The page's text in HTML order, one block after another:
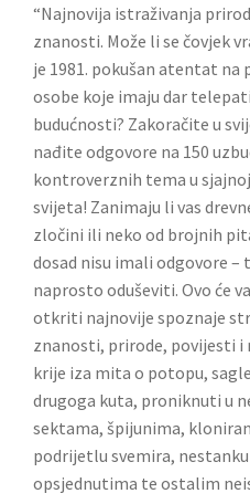
“Najnovija istraživanja
znanosti. Može li se čovjek
je 1981. pokušan atentat na
osobe koje imaju dar
budućnosti? Zakoračite u
nađite odgovore na 150
kontroverznih tema u
svijeta! Zanimaju li vas
zločini ili neko od brojnih
dosad nisu imali odgovore –
naprosto oduševiti. Ovo će
otkriti najnovije spoznaje
znanosti, prirode, povijesti i
krije iza mita o potopu,
drugoga kuta, proniknuti u
sektama, špijunima,
podrijetlu svemira,
opsjednutima te ostalim